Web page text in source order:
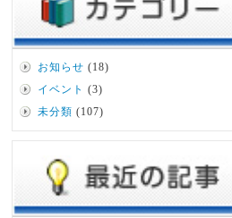
お知らせ (18)
イベント (3)
未分類 (107)